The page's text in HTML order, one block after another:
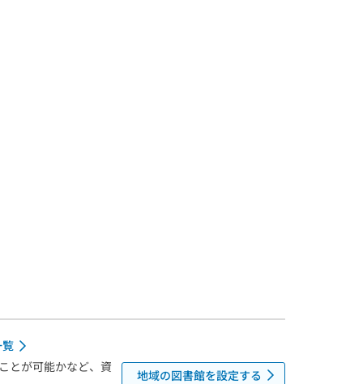
とが可能かなど、資
地域の図書館を設定する